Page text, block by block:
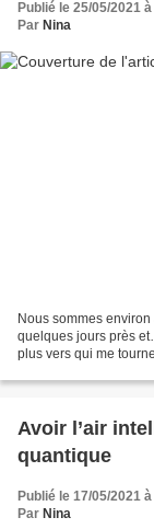
Publié le 25/05/2021
Par Nina
Nous sommes
quelques jours près
plus vers qui me
Avoir l’air
quantique
Publié le 17/05/2021
Par Nina